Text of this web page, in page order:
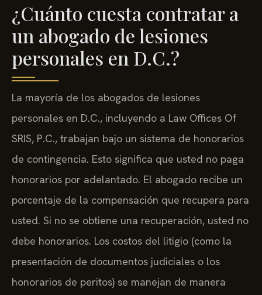
¿Cuánto cuesta contratar a
un abogado de lesiones
personales en D.C.?
La mayoría de los abogados de lesiones
personales en D.C., incluyendo a Law Offices Of
SRIS, P.C., trabajan bajo un sistema de honorarios
de contingencia. Esto significa que usted no paga
honorarios por adelantado. El abogado recibe un
porcentaje de la compensación que recupera para
usted. Si no se obtiene una recuperación, usted no
debe honorarios. Los costos del litigio (como la
presentación de documentos judiciales o los
honorarios de peritos) se manejan de manera